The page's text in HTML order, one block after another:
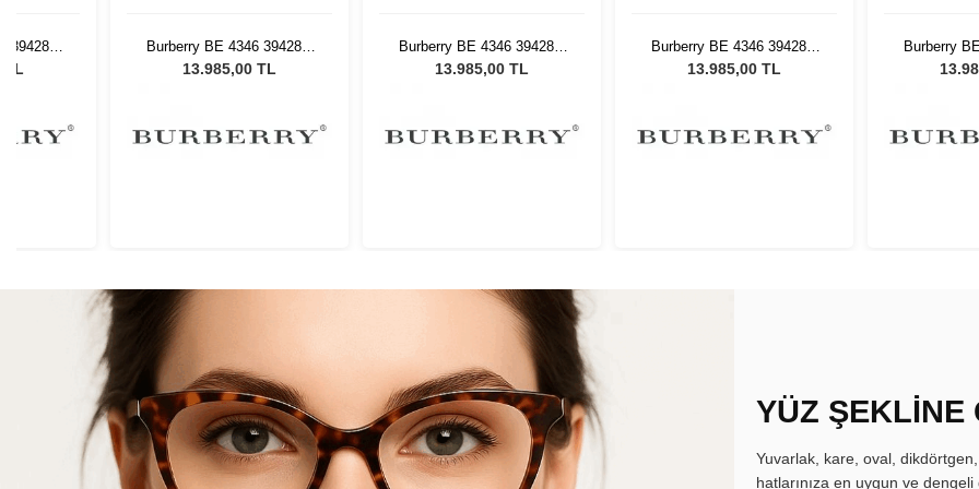
39428G
TL
Burberry BE 4346 39428G
53 Kadın Güneş Gözlüğü
13.985,00 TL
Burberry BE 4346 39428G
53 Kadın Güneş Gözlüğü
13.985,00 TL
Burberry BE 4346 39428G
53 Kadın Güneş Gözlüğü
13.985,00 TL
Burberry
53 Kadın
YÜZ ŞEKLİNE
Yuvarlak, kare, oval,
hatlarınıza en uygun ve